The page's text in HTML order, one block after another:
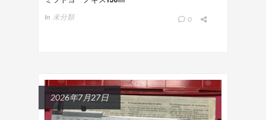
In 未分類 0
2026年7月27日